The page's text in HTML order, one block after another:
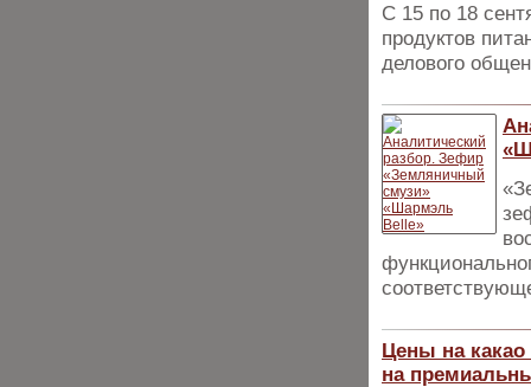
С 15 по 18
продуктов
делового
Цены на
на